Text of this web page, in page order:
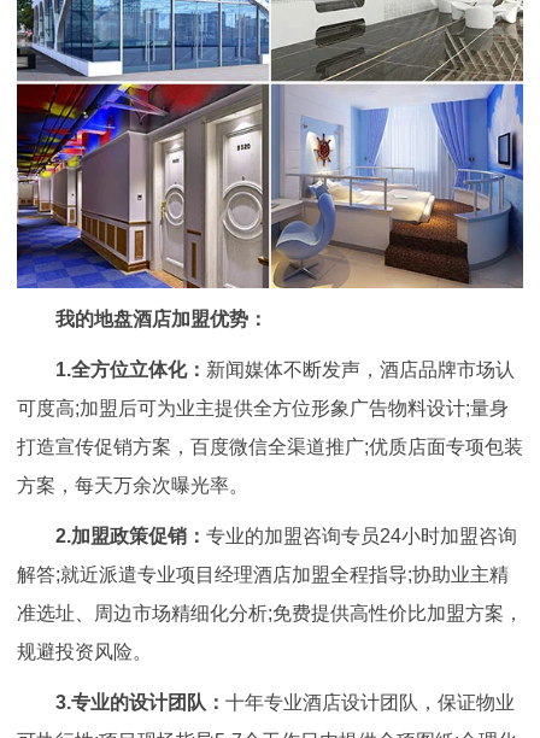
我的地盘酒店加盟优势：
1.全方位立体化： 新闻媒体不断发声，酒店品牌市场认
可度高;加盟后可为业主提供全方位形象广告物料设计;量身
打造宣传促销方案，百度微信全渠道推广;优质店面专项包装
方案，每天万余次曝光率。
2.加盟政策促销： 专业的加盟咨询专员24小时加盟咨询
解答;就近派遣专业项目经理酒店加盟全程指导;协助业主精
准选址、周边市场精细化分析;免费提供高性价比加盟方案，
规避投资风险。
3.专业的设计团队： 十年专业酒店设计团队，保证物业